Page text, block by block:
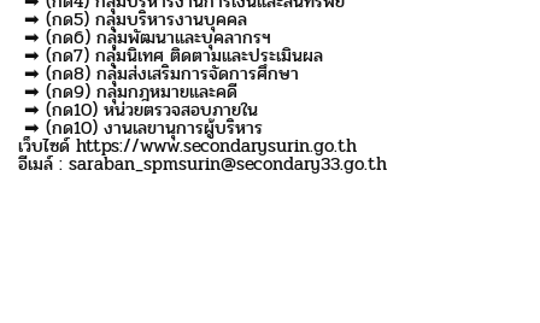
➡ (กด5) กลุ่มบริหารงานบุคคล
➡ (กด6) กลุ่มพัฒนาและบุคลากรฯ
➡ (กด7) กลุ่มนิเทศ ติดตามและประเมินผล
➡ (กด8) กลุ่มส่งเสริมการจัดการศึกษา
➡ (กด9) กลุ่มกฎหมายและคดี
➡ (กด10) หน่วยตรวจสอบภายใน
➡ (กด10) งานเลขานุการผู้บริหาร
เว็บไซด์ https://www.secondarysurin.go.th
อีเมล์ : saraban_spmsurin@secondary33.go.th